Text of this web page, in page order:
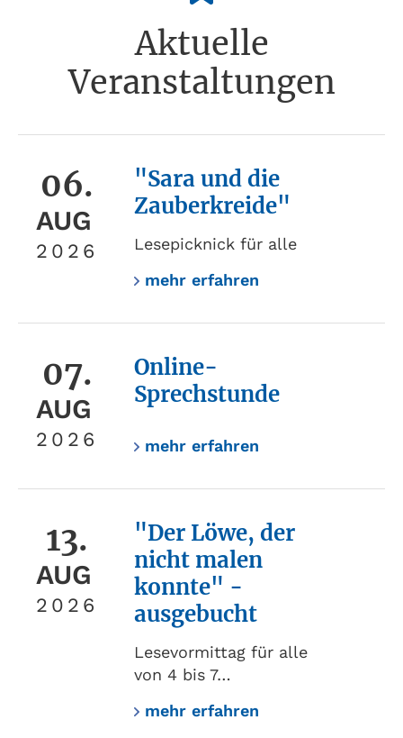
Aktuelle
Veranstaltungen
06.
AUG
2026
"Sara und die
Zauberkreide"
Lesepicknick für alle
mehr erfahren
07.
AUG
2026
Online-
Sprechstunde
mehr erfahren
13.
AUG
2026
"Der Löwe, der
nicht malen
konnte" -
ausgebucht
Lesevormittag für alle
von 4 bis 7…
mehr erfahren